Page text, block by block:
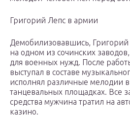
Григорий Лепс в армии
Демобилизовавшись, Григорий
на одном из сочинских
для военных нужд. После
выступал в составе
исполнял различные мелодии в
танцевальных площадках. Все
средства мужчина тратил на
казино.